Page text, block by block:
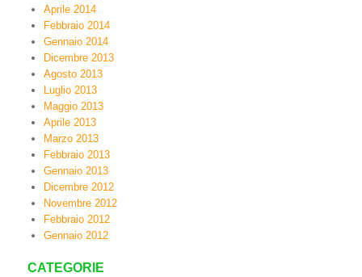
Aprile 2014
Febbraio 2014
Gennaio 2014
Dicembre 2013
Agosto 2013
Luglio 2013
Maggio 2013
Aprile 2013
Marzo 2013
Febbraio 2013
Gennaio 2013
Dicembre 2012
Novembre 2012
Febbraio 2012
Gennaio 2012
CATEGORIE